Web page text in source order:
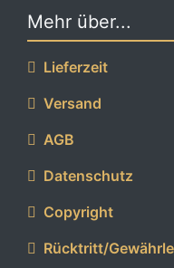
Mehr über...
Lieferzeit
Versand
AGB
Datenschutz
Copyright
Rücktritt/